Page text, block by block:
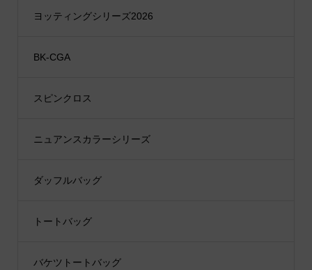
ヨッティングシリーズ2026
BK-CGA
スピンクロス
ニュアンスカラーシリーズ
ダッフルバッグ
トートバッグ
バケツトートバッグ